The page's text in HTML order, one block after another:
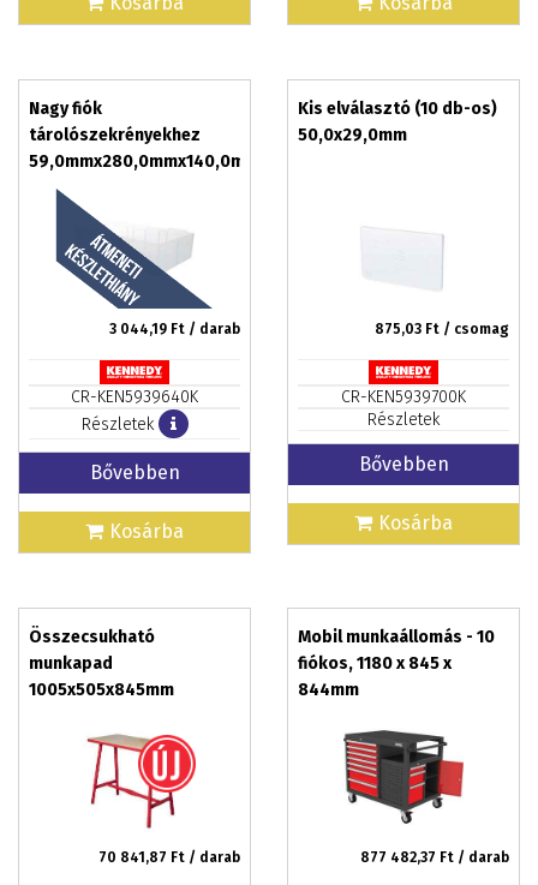
Nagy fiók
tárolószekrényekhez
59,0mmx280,0mmx140,0mm
3 044,19 Ft / darab
CR-KEN5939640K
Részletek
Bővebben
Kosárba
Kis elválasztó (10 db-os)
50,0x29,0mm
875,03 Ft / csomag
CR-KEN5939700K
Részletek
Bővebben
Kosárba
Összecsukható
munkapad
1005x505x845mm
70 841,87 Ft / darab
Mobil munkaállomás - 10
fiókos, 1180 x 845 x
844mm
877 482,37 Ft / darab